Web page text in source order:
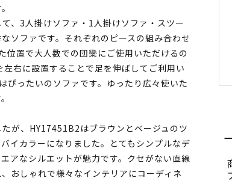
、3人掛けソファ・1人掛けソファ・スツー
ソファです。それぞれのピースの組み合わせ
位置で大人数での団欒にご使用いただけるの
右に設置することで足を伸ばしてご利用い
ぴったいのソファです。ゆったり広々使いた
が、HY17451B2はブラウンとベージュのツ
イカラーになりました。とてもシンプルなデ
アなシルエットが魅力です。クセがない直線
おしゃれで様々なインテリアにコーディネ